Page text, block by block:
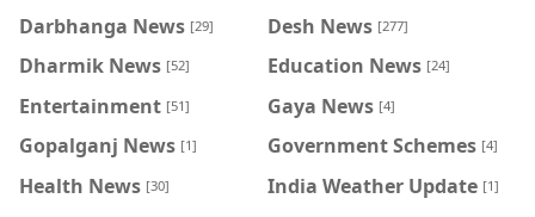
Darbhanga News [29] Desh News [277]
Dharmik News [52] Education News [24]
Entertainment [51] Gaya News [4]
Gopalganj News [1] Government Schemes [4]
Health News [30] India Weather Update [1]